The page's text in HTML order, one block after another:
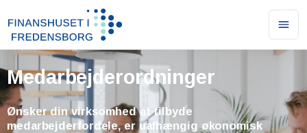
Medarbejderordninger
Ønsker din virksomhed at tilbyde
medarbejderfordele, er uafhængig økonomisk